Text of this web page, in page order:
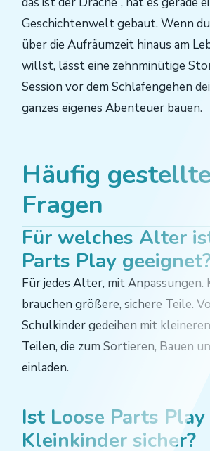
Geschichtenwelt gebaut. Wenn
über die Aufräumzeit hinaus am
willst, lässt eine zehnminütige
Session vor dem Schlafengehen
ganzes eigenes Abenteuer bauen.
Häufig gestellte
Fragen
Für welches Alter
Parts Play
Für jedes Alter, mit Anpassungen.
brauchen größere, sichere Teile.
Schulkinder gedeihen mit
Teilen, die zum Sortieren, Bauen
einladen.
Ist Loose Parts
Kleinkinder sicher?